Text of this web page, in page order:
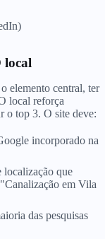
local
elemento central, ter
local reforça
o top 3. O site deve:
incorporado na
localização que
em Vila
das pesquisas